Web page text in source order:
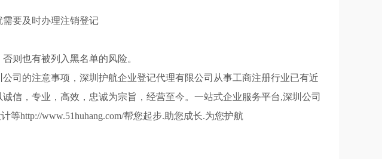
要及时办理注销登记
则也有被列入黑名单的风险。
公司的注意事项，深圳护航企业登记代理有限公司从事工商注册行业已有近
信，专业，高效，忠诚为宗旨，经营至今。一站式企业服务平台,深圳公司
等http://www.51huhang.com/帮您起步.助您成长.为您护航